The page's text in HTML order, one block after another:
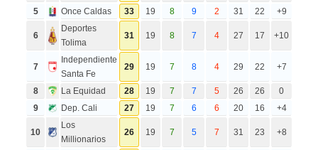
5 Once Caldas 33 19 8 9 2 31 22 +9
6
Deportes
Tolima
31 19 8 7 4 27 17 +10
7
Independiente
Santa Fe
29 19 7 8 4 29 22 +7
8 La Equidad 28 19 7 7 5 26 26
0
9
Dep. Cali 27 19 7 6 6 20 16 +4
10
Los
Millionarios
26 19 7 5 7 31 23 +8